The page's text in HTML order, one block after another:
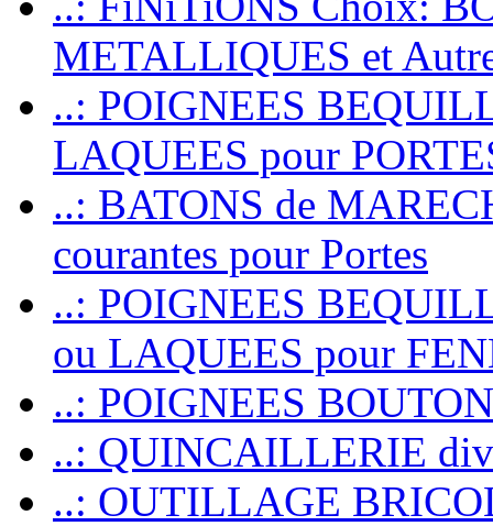
METALLIQUES et
..: POIGNEES
LAQUEES pour
..: BATONS de
courantes pour Portes
..: POIGNEES
ou LAQUEES pour
..: POIGNEES
..: QUINCAILLERIE
..: OUTILLAGE